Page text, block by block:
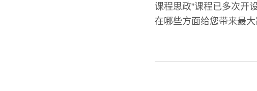
课程思政”课程已多次开
在哪些方面给您带来最